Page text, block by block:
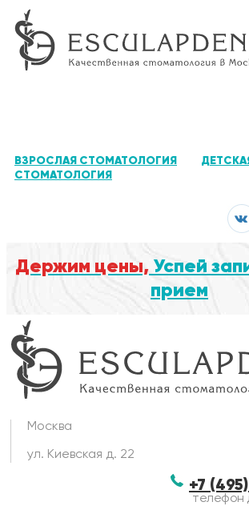
ВЗРОСЛАЯ СТОМАТОЛОГИЯ
СТОМАТОЛОГИЯ
Держим цены, Успей
прием
Москва
ул. Киевская д. 22
+7
телефон